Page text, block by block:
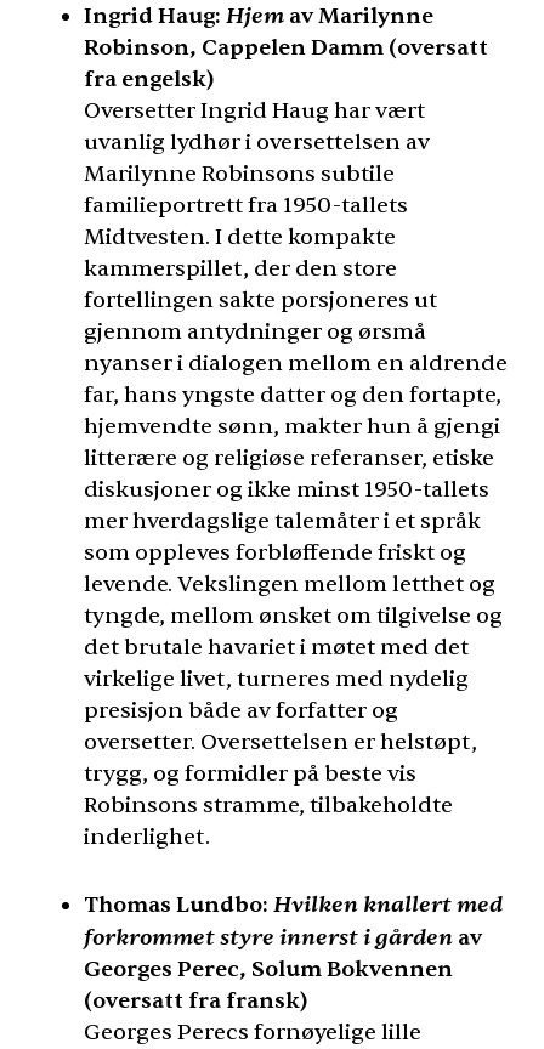
Ingrid Haug: Hjemav Marilynne
Robinson, Cappelen Damm (oversatt
fra engelsk)
Oversetter Ingrid Haug har vært
uvanlig lydhør i oversettelsen av
Marilynne Robinsons subtile
familieportrett fra 1950-tallets
Midtvesten. I dette kompakte
kammerspillet, der den store
fortellingen sakte porsjoneres ut
gjennom antydninger og ørsmå
nyanser i dialogen mellom en aldrende
far, hans yngste datter og den fortapte,
hjemvendte sønn, makter hun å gjengi
litterære og religiøse referanser, etiske
diskusjoner og ikke minst 1950-tallets
mer hverdagslige talemåter i et språk
som oppleves forbløffende friskt og
levende. Vekslingen mellom letthet og
tyngde, mellom ønsket om tilgivelse og
det brutale havariet i møtet med det
virkelige livet, turneres med nydelig
presisjon både av forfatter og
oversetter. Oversettelsen er helstøpt,
trygg, og formidler på beste vis
Robinsons stramme, tilbakeholdte
inderlighet.
Thomas Lundbo: Hvilken knallert med
forkrommet styre innerst i gårdenav
Georges Perec, Solum Bokvennen
(oversatt fra fransk)
Georges Perecs fornøyelige lille